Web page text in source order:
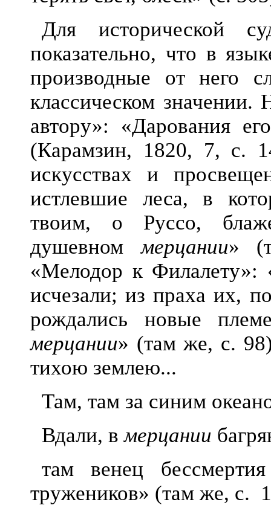
Для исторической
показательно, что в
производные от него
классическом
автору»: «Дарования
(Карамзин, 1820, 7, с.
искусствах и
истлевшие леса, в
твоим, о Руссо,
душевноммерцании»
«Мелодор к Филалету»:
исчезали; из праха их,
рождались новые
мерцании» (там же, с.
тихою землею...
Там, там за синим
Вдали, вмерцании
там венец
тружеников» (там же, с.